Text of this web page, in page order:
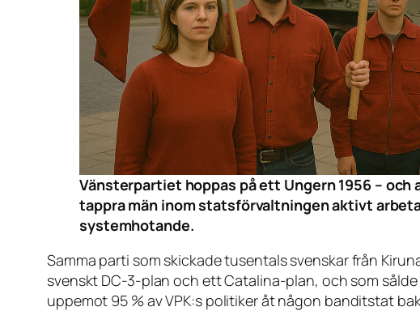
Vänsterpartiet hoppas på ett Ungern 1956 –
tappra män inom statsförvaltningen aktivt
systemhotande.
Samma parti som skickade tusentals svenskar från
svenskt DC-3-plan och ett Catalina-plan, och som
uppemot 95 % av VPK:s politiker åt någon banditstat